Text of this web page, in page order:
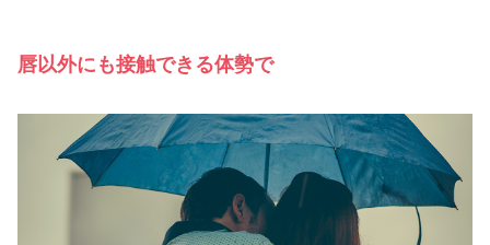
唇以外にも接触できる体勢で